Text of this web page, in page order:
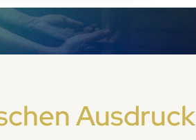
Ausdruck